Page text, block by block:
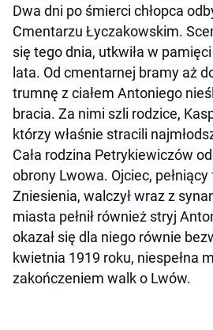
Dwa dni po śmierci chłopca
Cmentarzu Łyczakowskim.
się tego dnia, utkwiła w
lata. Od cmentarnej bramy aż
trumnę z ciałem Antoniego
bracia. Za nimi szli rodzice,
którzy właśnie stracili
Cała rodzina Petrykiewiczów
obrony Lwowa. Ojciec,
Zniesienia, walczył wraz z
miasta pełnił również stryj
okazał się dla niego równie
kwietnia 1919 roku, niespełna
zakończeniem walk o Lwów.